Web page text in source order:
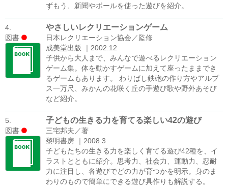
ずもう、新聞やボールを使った遊びを紹介。
4.
図書
やさしいレクリエーションゲーム
日本レクリエーション協会／監修
成美堂出版 ｜2002.12
子供から大人まで、みんなで遊べるレクリエーション
ゲーム集。体を動かすゲームに加えて座ったままでき
るゲームもあります。 わりばし鉄砲の作り方やアルプ
ス一万尺、みかんの花咲く丘の手遊び歌や野外あそび
など紹介。
5.
図書
子どもの生きる力を育てる楽しい42の遊び
三宅邦夫／著
黎明書房 ｜2008.3
子どもたちの生きる力を楽しく育てる遊び42種を、イ
ラストとともに紹介。思考力、社会力、運動力、忍耐
力に注目し、各遊びでどの力が育つかを明示。身のま
わりのもので簡単にできる遊び具作りも解説する。